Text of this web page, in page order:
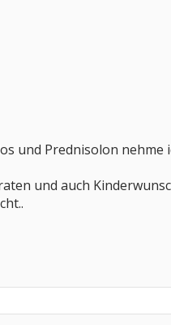
und Prednisolon nehme
und auch